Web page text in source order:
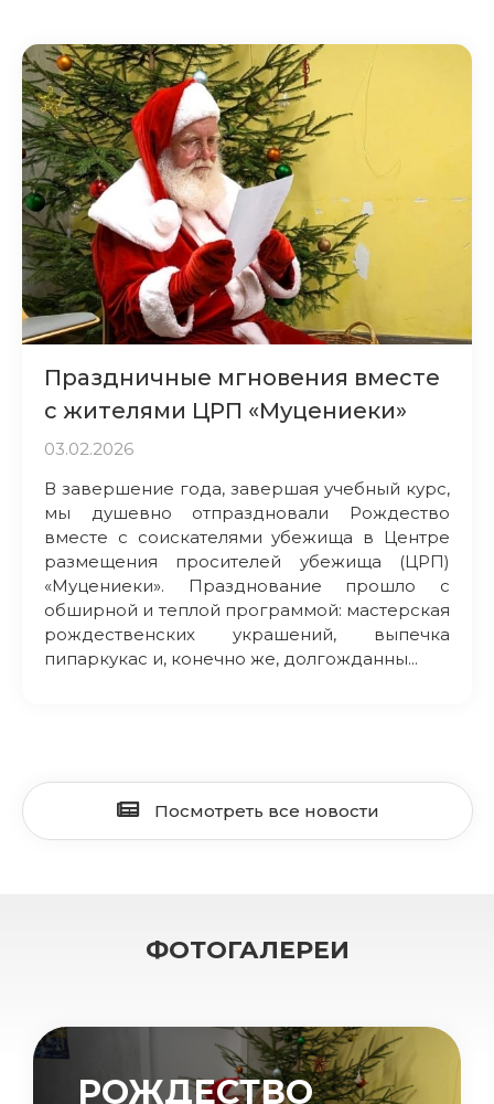
Праздничные мгновения вместе
с жителями ЦРП «Муцениеки»
03.02.2026
В завершение года, завершая учебный курс,
мы душевно отпраздновали Рождество
вместе с соискателями убежища в Центре
размещения просителей убежища (ЦРП)
«Муцениеки». Празднование прошло с
обширной и теплой программой: мастерская
рождественских украшений, выпечка
пипаркукас и, конечно же, долгожданны...
Посмотреть все новости
ФОТОГАЛЕРЕИ
РОЖДЕСТВО